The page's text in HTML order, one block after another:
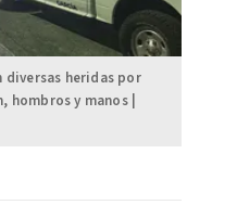
diversas heridas por
hombros y manos |